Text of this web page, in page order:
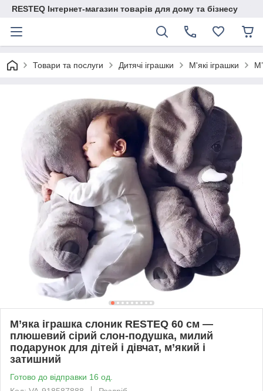
RESTEQ Інтернет-магазин товарів для дому та бізнесу
Товари та послуги Дитячі іграшки М'які іграшки
М’яка іграшка слоник RESTEQ 60 см —
плюшевий сірий слон-подушка, милий
подарунок для дітей і дівчат, м’який і
затишний
Готово до відправки 16 од.